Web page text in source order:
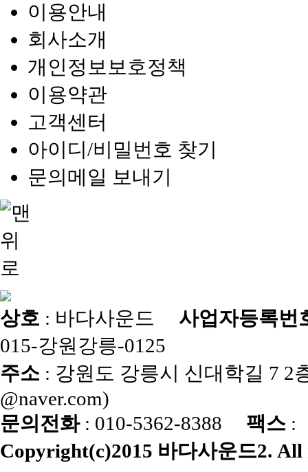
이용안내
회사소개
개인정보보호정책
이용약관
고객센터
아이디/비밀번호 찾기
문의메일 보내기
상호 : 바다사운드 사업자등록번
015-강원강릉-0125
주소 : 강원도 강릉시 신대학길 7
@naver.com)
문의전화: 010-5362-8388 팩스 :
Copyright(c)2015 바다사운드2. All